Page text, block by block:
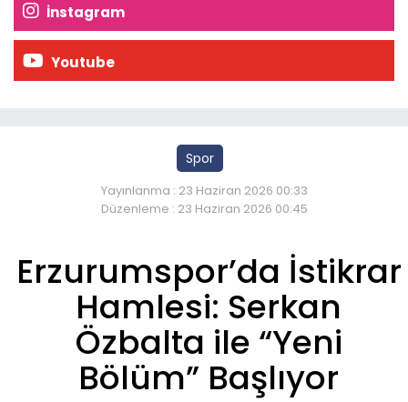
İnstagram
Youtube
Spor
Yayınlanma : 23 Haziran 2026 00:33
Düzenleme : 23 Haziran 2026 00:45
Erzurumspor’da İstikrar
Hamlesi: Serkan
Özbalta ile “Yeni
Bölüm” Başlıyor